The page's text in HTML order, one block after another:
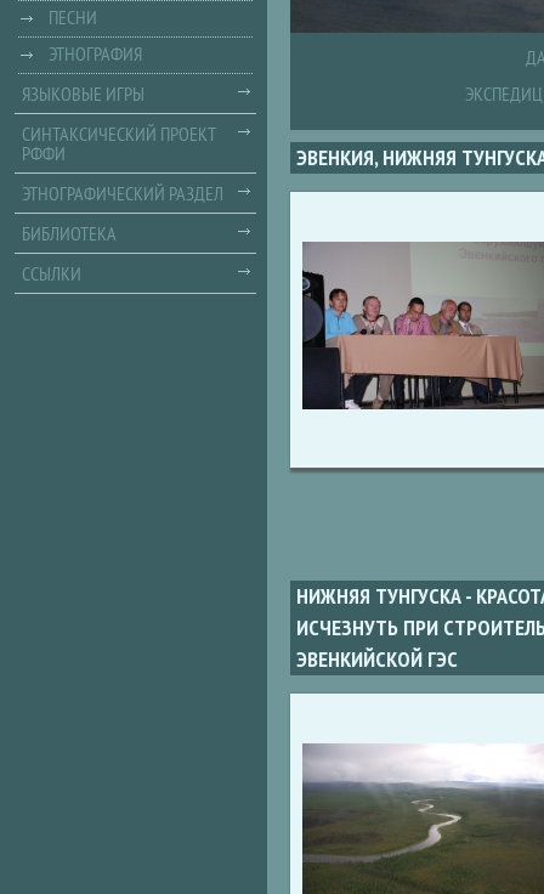
ЭВЕНКИЯ, НИЖНЯЯ
НИЖНЯЯ ТУНГУСКА -
ИСЧЕЗНУТЬ ПРИ
ЭВЕНКИЙСКОЙ ГЭС
ПЕСНИ
ЭТНОГРАФИЯ
ЯЗЫКОВЫЕ ИГРЫ
СИНТАКСИЧЕСКИЙ ПРОЕКТ
РФФИ
ЭТНОГРАФИЧЕСКИЙ РАЗДЕЛ
БИБЛИОТЕКА
ССЫЛКИ